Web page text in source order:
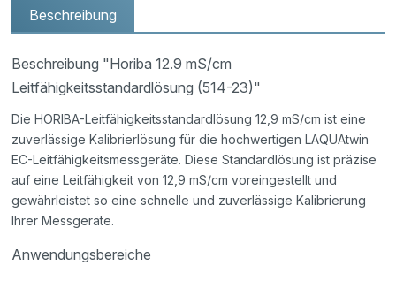
Beschreibung
Beschreibung "Horiba 12.9 mS/cm
Leitfähigkeitsstandardlösung (514-23)"
Die HORIBA-Leitfähigkeitsstandardlösung 12,9 mS/cm ist eine
zuverlässige Kalibrierlösung für die hochwertigen LAQUAtwin
EC-Leitfähigkeitsmessgeräte. Diese Standardlösung ist präzise
auf eine Leitfähigkeit von 12,9 mS/cm voreingestellt und
gewährleistet so eine schnelle und zuverlässige Kalibrierung
Ihrer Messgeräte.
Anwendungsbereiche